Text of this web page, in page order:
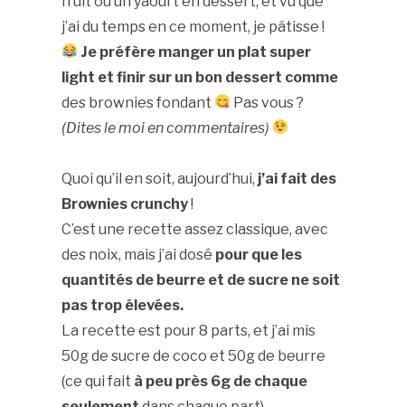
j’ai du temps en ce moment, je pâtisse !
Je préfère manger un plat super
light et finir sur un bon dessert comme
des brownies fondant
Pas vous ?
(Dites le moi en commentaires)
Quoi qu’il en soit, aujourd’hui, j’ai fait des
Brownies crunchy!
C’est une recette assez classique, avec
des noix, mais j’ai dosé pour que les
quantités de beurre et de sucre ne soit
pas trop élevées.
La recette est pour 8 parts, et j’ai mis
50g de sucre de coco et 50g de beurre
(ce qui fait à peu près 6g de chaque